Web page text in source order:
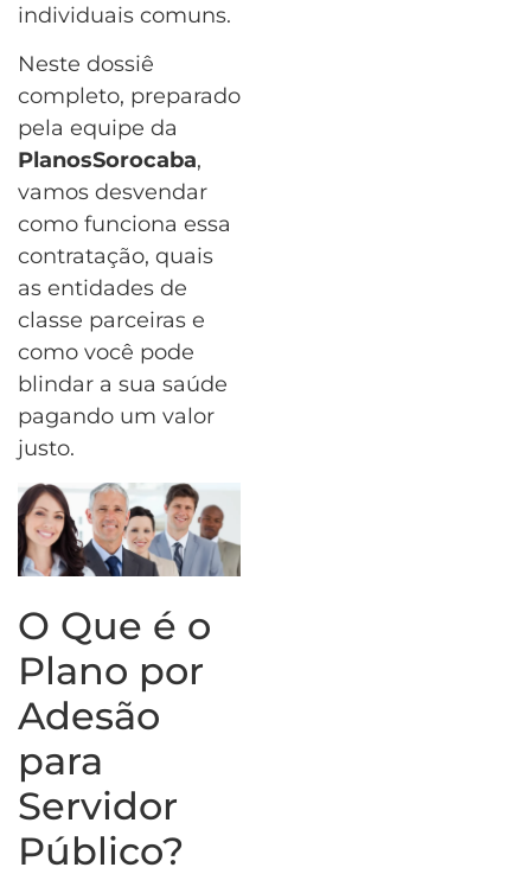
individuais comuns.
Neste dossiê
completo, preparado
pela equipe da
PlanosSorocaba,
vamos desvendar
como funciona essa
contratação, quais
as entidades de
classe parceiras e
como você pode
blindar a sua saúde
pagando um valor
justo.
O Que é o
Plano por
Adesão
para
Servidor
Público?